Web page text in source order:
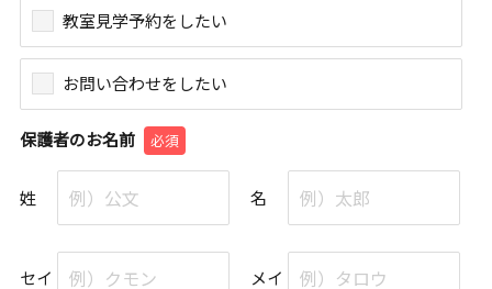
教室見学予約をしたい
お問い合わせをしたい
保護者のお名前 必須
姓 名
セイ メイ